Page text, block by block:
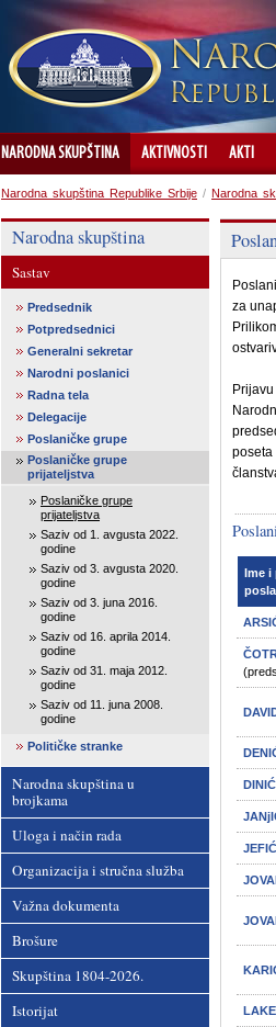
NARODNA SKUPŠTINA AKTIVNOSTI AKTI
Narodna skupština Republike Srbije / Narodna
Narodna skupština
Sastav
Predsednik
Potpredsednici
Generalni sekretar
Narodni poslanici
Radna tela
Delegacije
Poslaničke grupe
Poslaničke grupe
prijateljstva
Poslaničke grupe
prijateljstva
Saziv od 1. avgusta 2022.
godine
Saziv od 3. avgusta 2020.
godine
Saziv od 3. juna 2016.
godine
Saziv od 16. aprila 2014.
godine
Saziv od 31. maja 2012.
godine
Saziv od 11. juna 2008.
godine
Političke stranke
Narodna skupština u
brojkama
Uloga i način rada
Organizacija i stručna služba
Važna dokumenta
Brošure
Skupština 1804-2026.
Istorijat
za
Ime i